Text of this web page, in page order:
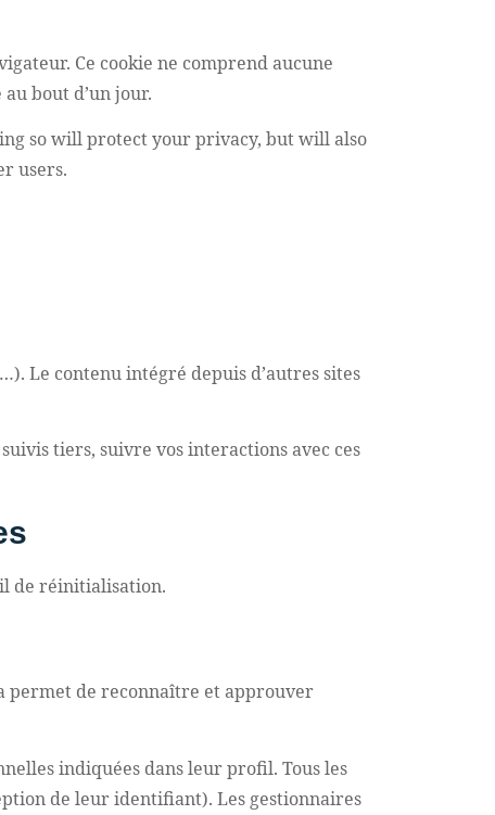
Ce cookie ne comprend aucune
bout d’un jour.
so will protect your privacy, but will also
users.
Le contenu intégré depuis d’autres sites
tiers, suivre vos interactions avec ces
de réinitialisation.
permet de reconnaître et approuver
indiquées dans leur profil. Tous les
de leur identifiant). Les gestionnaires